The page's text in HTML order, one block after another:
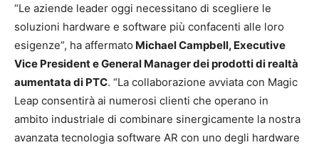
“Le aziende leader oggi necessitano di scegliere le
soluzioni hardware e software più confacenti alle loro
esigenze”, ha affermato Michael Campbell, Executive
Vice President e General Manager dei prodotti di realtà
aumentata di PTC. “La collaborazione avviata con Magic
Leap consentirà ai numerosi clienti che operano in
ambito industriale di combinare sinergicamente la nostra
avanzata tecnologia software AR con uno degli hardware